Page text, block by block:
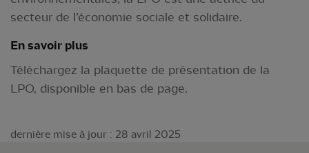
secteur de l’économie sociale et solidaire.
En savoir plus
Téléchargez la plaquette de présentation de la
LPO, disponible en bas de page.
dernière mise à jour : 28 avril 2025